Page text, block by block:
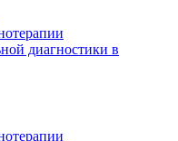
диагностики в